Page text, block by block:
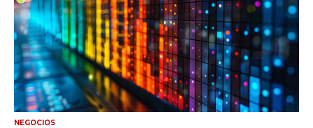
NEGOCIOS